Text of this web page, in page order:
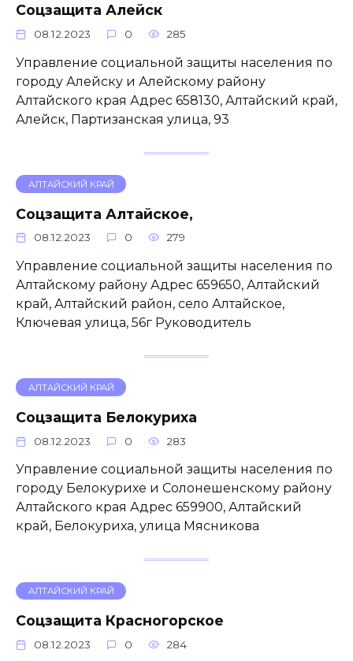
Соцзащита Алейск
08.12.2023 0 285
Управление социальной защиты населения по
городу Алейску и Алейскому району
Алтайского края Адрес 658130, Алтайский край,
Алейск, Партизанская улица, 93
АЛТАЙСКИЙ КРАЙ
Соцзащита Алтайское,
08.12.2023 0 279
Управление социальной защиты населения по
Алтайскому району Адрес 659650, Алтайский
край, Алтайский район, село Алтайское,
Ключевая улица, 56г Руководитель
АЛТАЙСКИЙ КРАЙ
Соцзащита Белокуриха
08.12.2023 0 283
Управление социальной защиты населения по
городу Белокурихе и Солонешенскому району
Алтайского края Адрес 659900, Алтайский
край, Белокуриха, улица Мясникова
АЛТАЙСКИЙ КРАЙ
Соцзащита Красногорское
08.12.2023 0 284